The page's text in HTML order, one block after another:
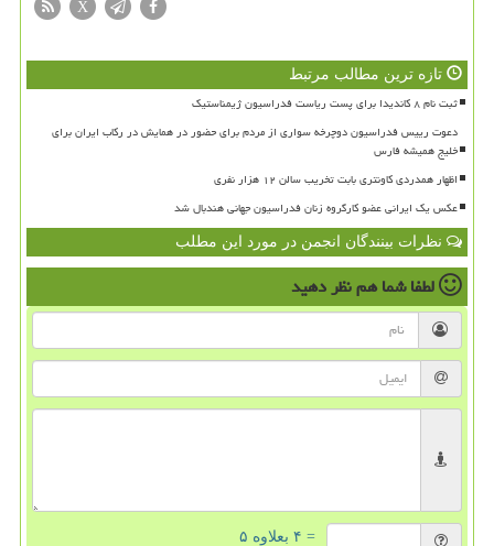
X
تازه ترین مطالب مرتبط
ثبت نام ۸ کاندیدا برای پست ریاست فدراسیون ژیمناستیک
دعوت رییس فدراسیون دوچرخه سواری از مردم برای حضور در همایش در رکاب ایران برای
خلیج همیشه فارس
اظهار همدردی کاونتری بابت تخریب سالن ۱۲ هزار نفری
عکس یک ایرانی عضو کارگروه زنان فدراسیون جهانی هندبال شد
نظرات بینندگان انجمن در مورد این مطلب
لطفا شما همنظر دهید
= ۴ بعلاوه ۵